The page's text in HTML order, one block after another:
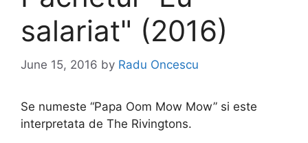
salariat" (2016)
June 15, 2016 by Radu Oncescu
Se numeste “Papa Oom Mow Mow” si este
interpretata de The Rivingtons.